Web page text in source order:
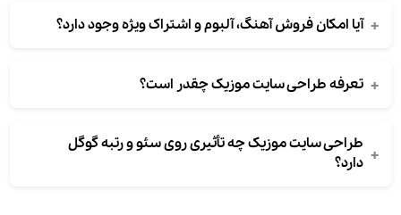
+ آیا امکان فروش آهنگ، آلبوم و اشتراک ویژه وجود دارد؟
+ تعرفه طراحی سایت موزیک چقدر است؟
+ طراحی سایت موزیک چه تأثیری روی سئو و رتبه گوگل
دارد؟